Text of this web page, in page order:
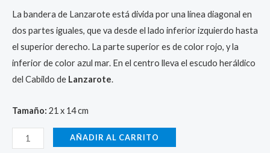
La bandera de Lanzarote está divida por una línea diagonal en
dos partes iguales, que va desde el lado inferior izquierdo hasta
el superior derecho. La parte superior es de color rojo, y la
inferior de color azul mar. En el centro lleva el escudo heráldico
del Cabildo de Lanzarote.
Tamaño: 21 x 14 cm
AÑADIR AL CARRITO